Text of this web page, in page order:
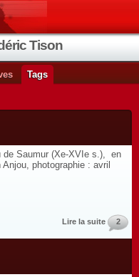
Tison
Tags
Saumur (Xe-XVIe s.), en
Anjou, photographie : avril
Lire la suite 2